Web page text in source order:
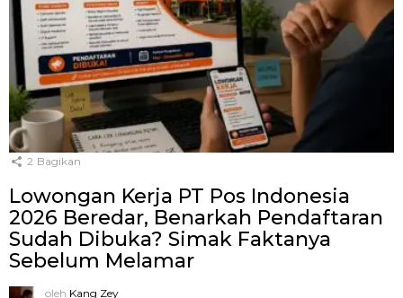
2 Bagikan
Lowongan Kerja PT Pos Indonesia
2026 Beredar, Benarkah Pendaftaran
Sudah Dibuka? Simak Faktanya
Sebelum Melamar
oleh Kang Zey